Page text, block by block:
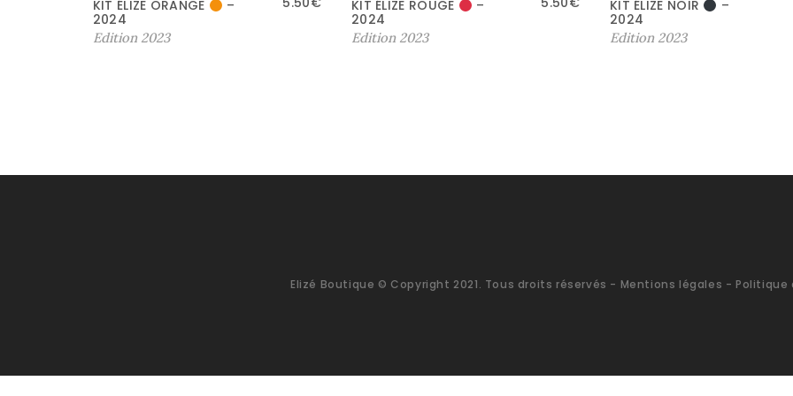
KIT ÉLIZE ORANGE
–
2024
Edition 2023
KIT ÉLIZE ROUGE
–
2024
Edition 2023
KIT ÉLIZE NOIR
–
2024
Edition 2023
Elizé Boutique © Copyright 2021. Tous droits réservés - Mentions légales - Politique